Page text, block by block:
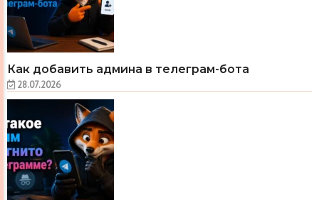
Как добавить админа в телеграм-бота
28.07.2026